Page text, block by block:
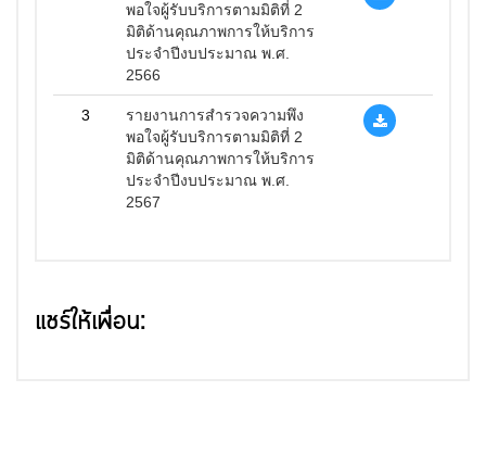
พอใจผู้รับบริการตามมิติที่ 2
มิติด้านคุณภาพการให้บริการ
ประจำปีงบประมาณ พ.ศ.
2566
3
รายงานการสำรวจความพึง
พอใจผู้รับบริการตามมิติที่ 2
มิติด้านคุณภาพการให้บริการ
ประจำปีงบประมาณ พ.ศ.
2567
แชร์ให้เพื่อน: